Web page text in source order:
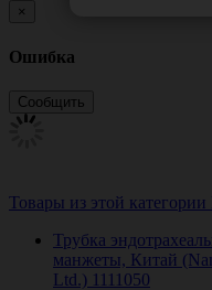
×
Ошибка
Товары из этой категории
Трубка
манжеты, Китай
Ltd.) 1111050